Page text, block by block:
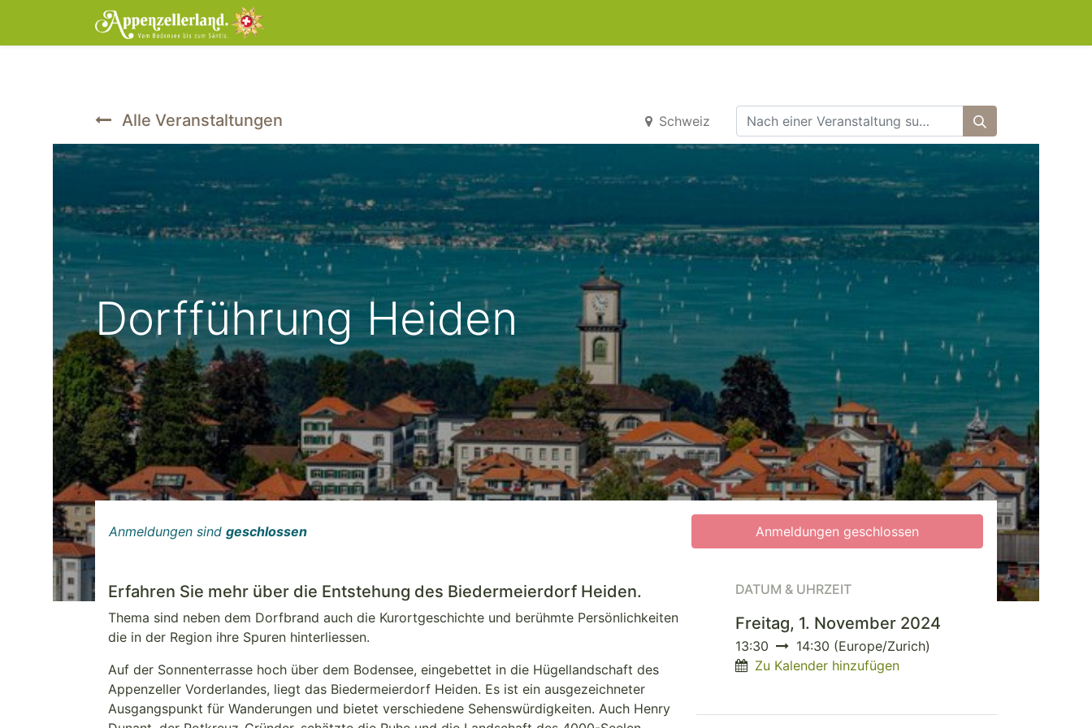
Alle Veranstaltungen Schweiz
Dorfführung Heiden
Anmeldungen sind geschlossen Anmeldungen geschlossen
Erfahren Sie mehr über die Entstehung des Biedermeierdorf Heiden.
Thema sind neben dem Dorfbrand auch die Kurortgeschichte und berühmte Persönlichkeiten
die in der Region ihre Spuren hinterliessen.
Auf der Sonnenterrasse hoch über dem Bodensee, eingebettet in die Hügellandschaft des
Appenzeller Vorderlandes, liegt das Biedermeierdorf Heiden. Es ist ein ausgezeichneter
Ausgangspunkt für Wanderungen und bietet verschiedene Sehenswürdigkeiten. Auch Henry
DATUM & UHRZEIT
Freitag, 1. November 2024
13:30 14:30 (Europe/Zurich)
Zu Kalender hinzufügen